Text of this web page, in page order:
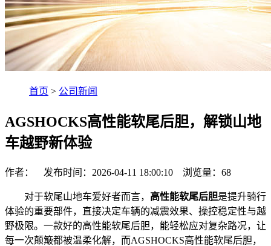
首页 > 公司新闻
AGSHOCKS高性能软尾后胆，解锁山地
车越野新体验
作者： 发布时间：2026-04-11 18:00:10 浏览量： 68
对于软尾山地车爱好者而言， 高性能软尾后胆是提升骑行
体验的重要部件，直接决定车辆的减震效果、操控稳定性与越
野极限。一款好的高性能软尾后胆，能轻松应对复杂路况，让
每一次颠簸都被温柔化解，而AGSHOCKS高性能软尾后胆，